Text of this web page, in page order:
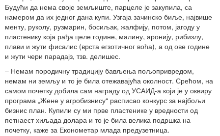
Будући да нема своје земљиште, парцеле је закупила, са
намером да их једног дана купи. Узгаја зачинско биље, највише
менту, руколу, рузмарин, босиљак, жалфију, потом, јагоду у
пластенику која рађа целе године, малину, аронију, рибизлу,
плави и жути фисалис (врста егзотичног воћа), а од ове године
и жути чери парадајз, тзв. делишес.
– Немам породичну традицију бављења пољопривредом,
немам ни земљу и то је била отежавајућа околност. Срећом, на
самом почетку добила сам награду од УСАИД-а који је у оквиру
програма „Жене у агробизнису“ расписао конкурс за најбољи
бизнис план. Купили су ми прве пластенике у вредности од
петнаест хиљада долара и то је била велика подршка на
почетку, каже за Економетар млада предузетница.